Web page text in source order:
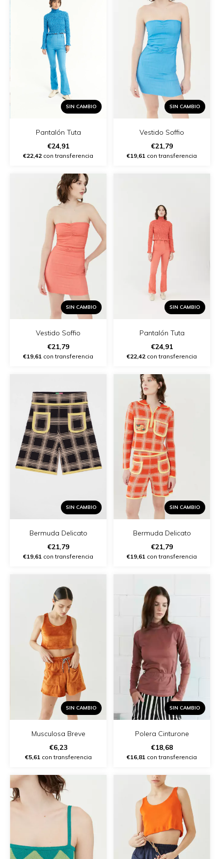
SIN CAMBIO
Pantalón Tuta
€24,91
€22,42 con transferencia
SIN CAMBIO
Vestido Soffio
€21,79
€19,61 con transferencia
SIN CAMBIO
Vestido Soffio
€21,79
€19,61 con transferencia
SIN CAMBIO
Pantalón Tuta
€24,91
€22,42 con transferencia
SIN CAMBIO
Bermuda Delicato
€21,79
€19,61 con transferencia
SIN CAMBIO
Bermuda Delicato
€21,79
€19,61 con transferencia
SIN CAMBIO
Musculosa Breve
€6,23
€5,61 con transferencia
SIN CAMBIO
Polera Cinturone
€18,68
€16,81 con transferencia